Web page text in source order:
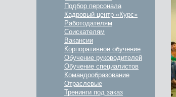
Подбор персонала
Кадровый центр «Курс»
Работодателям
Соискателям
Вакансии
Корпоративное обучение
Обучение руководителей
Обучение специалистов
Командообразование
Отраслевые
Тренинги под заказ